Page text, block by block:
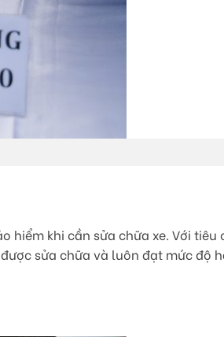
hiểm khi cần sửa chữa xe. Với
sửa chữa và luôn đạt mức độ